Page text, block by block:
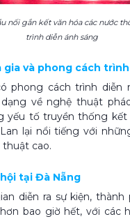
nối gắn kết văn hóa các nước
trình diễn ánh sáng
gia và phong cách
phong cách trình diễn
về nghệ thuật
yếu tố truyền thống kết
lại nổi tiếng với
thuật cao.
tại Đà Nẵng
diễn ra sự kiện,
bao giờ hết, với các